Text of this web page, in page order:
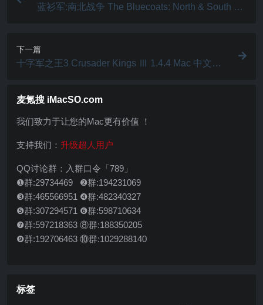
蓝衫军:南北战争 The Bluecoats: North & South 1.0
下一篇
十字军之王3 Crusader Kings Ⅲ 1.4.4 Mac 中文破
麦氪搜 iMacSO.com
我们致力于让您的Mac更有价值 ！
支持我们： 升级超人用户
QQ讨论群：入群口令「789」
❶群:29734469 ❷群:194231069
❸群:465566951 ❹群:482340327
❺群:307294571 ❻群:598710634
❼群:597218363 ⑧群:188350205
❾群:192706463 ⑩群:1029288140
标签